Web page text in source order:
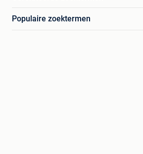
Populaire zoektermen